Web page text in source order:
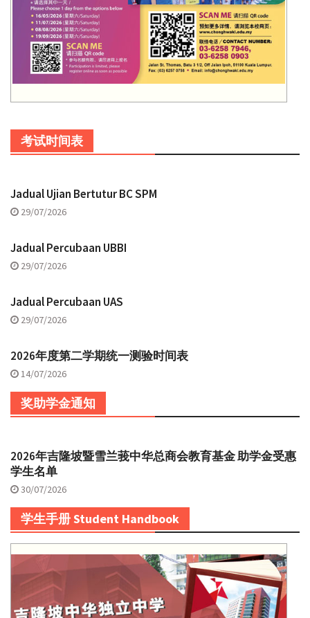
考试时间表
Jadual Ujian Bertutur BC SPM
29/07/2026
Jadual Percubaan UBBI
29/07/2026
Jadual Percubaan UAS
29/07/2026
2026年度第二学期统一测验时间表
14/07/2026
奖助学金通知
2026年吉隆坡暨雪兰莪中华总商会教育基金 助学金受惠
学生名单
30/07/2026
学生手册 Student Handbook